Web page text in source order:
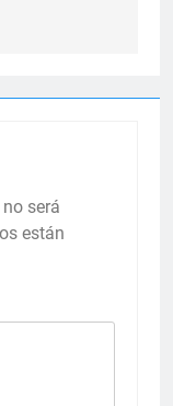
será
están